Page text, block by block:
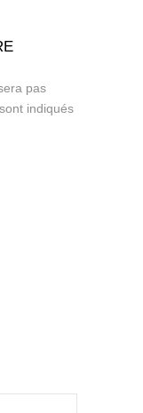
pas
indiqués